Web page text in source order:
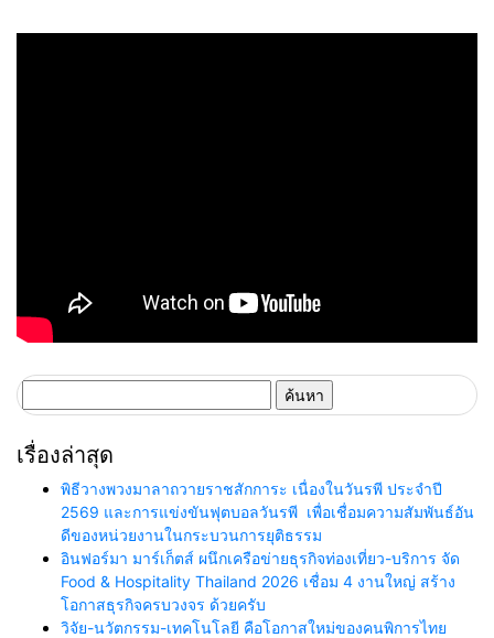
สำหรับ:
เรื่องล่าสุด
พิธีวางพวงมาลาถวายราชสักการะ เนื่องในวันรพี ประจำปี
2569 และการแข่งขันฟุตบอลวันรพี เพื่อเชื่อมความสัมพันธ์อัน
ดีของหน่วยงานในกระบวนการยุติธรรม
อินฟอร์มา มาร์เก็ตส์ ผนึกเครือข่ายธุรกิจท่องเที่ยว-บริการ จัด
Food & Hospitality Thailand 2026 เชื่อม 4 งานใหญ่ สร้าง
โอกาสธุรกิจครบวงจร ด้วยครับ
วิจัย-นวัตกรรม-เทคโนโลยี คือโอกาสใหม่ของคนพิการไทย